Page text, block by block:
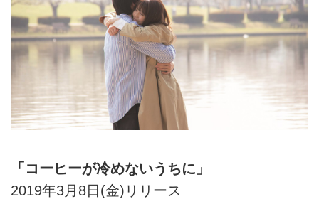
「コーヒーが冷めないうちに」
2019年3月8日(金)リリース